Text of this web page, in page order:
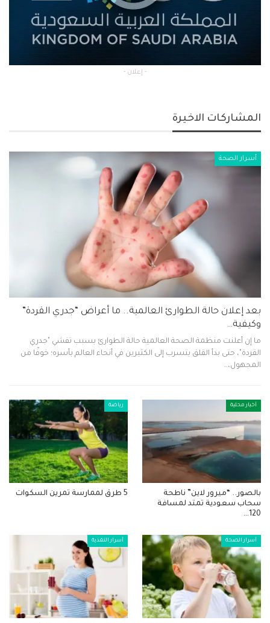
- إعلان -
المشاركات الاخيرة
أسرار الصحة
بعد إعلان حالة الطوارئ العالمية.. ما أعراض “جدري القردة”
وكيفية…
ما إن أعلنت منظمة الصحة العالمية حالة الطوارئ بسبب تفشي "جدري
القردة"، حتى بدأ القلق يتسرب إلى الكثيرين في أنحاء العالم بأسره؛ خوفًا من
المجهول،…
أخبار محلية
بالصور.. “ميرور لاين” ناطحة
سحاب سعودية تمتد لمسافة
120…
رياضة
5 طرق لممارسة تمرين السكوات
أسرار الصحة أسرار التغذية